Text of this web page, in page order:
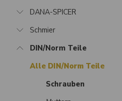
DANA-SPICER
Schmier
DIN/Norm Teile
Alle DIN/Norm Teile
Schrauben